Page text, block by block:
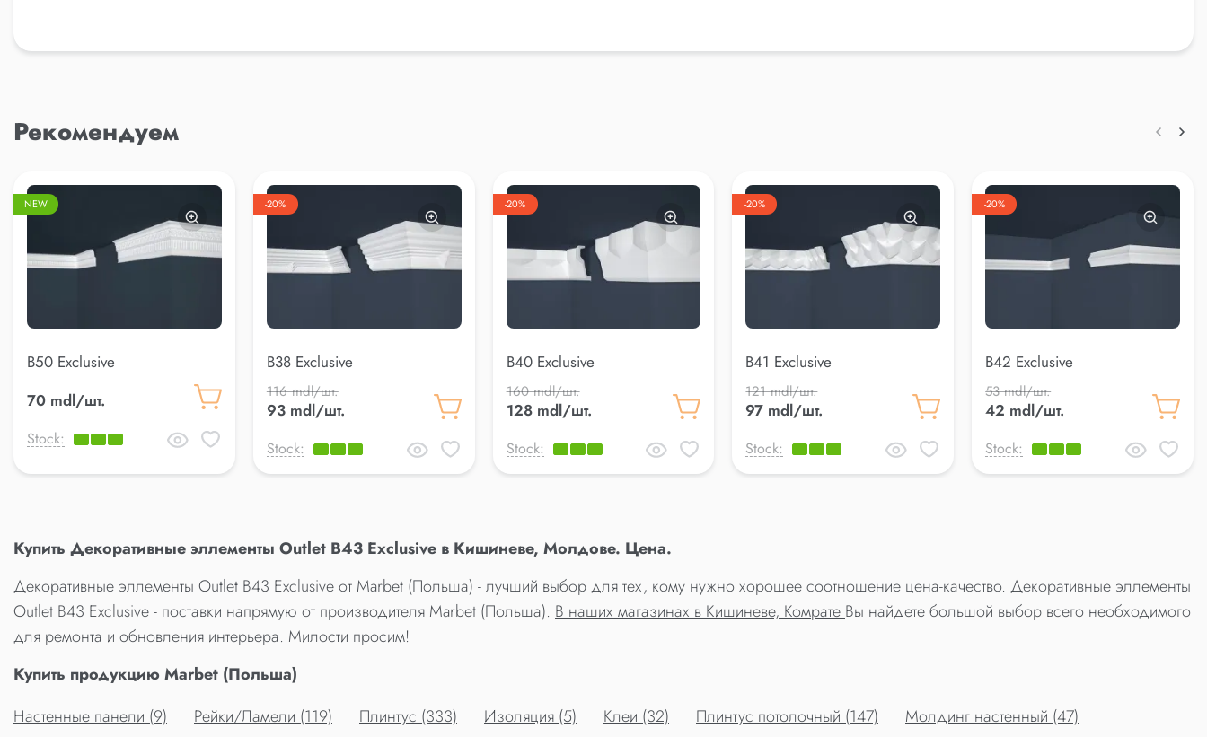
Рекомендуем
NEW
B50 Exclusive
70 mdl/шт.
Stock:
-20%
B38 Exclusive
116 mdl/шт.
93 mdl/шт.
Stock:
-20%
B40 Exclusive
160 mdl/шт.
128 mdl/шт.
Stock:
-20%
B41 Exclusive
121 mdl/шт.
97 mdl/шт.
Stock:
-20%
B42 Exclusive
53 mdl/шт.
42 mdl/шт.
Stock:
Купить Декоративные эллементы Outlet B43 Exclusive в Кишиневе, Молдове. Цена.
Декоративные эллементы Outlet B43 Exclusive от Marbet (Польша) - лучший выбор для тех, кому нужно хорошее соотношение цена-качество. Декоративные эллементы
Outlet B43 Exclusive - поставки напрямую от производителя Marbet (Польша). В наших магазинах в Кишиневе, Комрате Вы найдете большой выбор всего необходимого
для ремонта и обновления интерьера. Милости просим!
Купить продукцию Marbet (Польша)
Настенные панели (9)
Рейки/Ламели (119) Плинтус (333) Изоляция (5) Клеи (32) Плинтус потолочный (147)
Молдинг настенный (47)